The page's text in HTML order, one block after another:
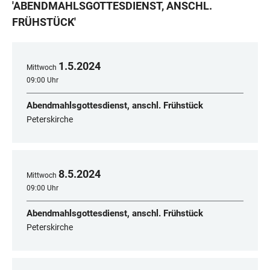
'ABENDMAHLSGOTTESDIENST, ANSCHL.
FRÜHSTÜCK'
Mittwoch 1.5.2024
09:00 Uhr
Abendmahlsgottesdienst, anschl. Frühstück
Peterskirche
Mittwoch 8.5.2024
09:00 Uhr
Abendmahlsgottesdienst, anschl. Frühstück
Peterskirche